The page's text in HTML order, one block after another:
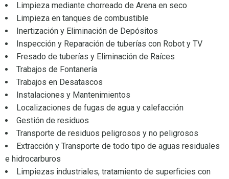
Limpieza mediante chorreado de Arena en seco
Limpieza en tanques de combustible
Inertización y Eliminación de Depósitos
Inspección y Reparación de tuberías con Robot y TV
Fresado de tuberías y Eliminación de Raíces
Trabajos de Fontanería
Trabajos en Desatascos
Instalaciones y Mantenimientos
Localizaciones de fugas de agua y calefacción
Gestión de residuos
Transporte de residuos peligrosos y no peligrosos
Extracción y Transporte de todo tipo de aguas residuales
e hidrocarburos
Limpiezas industriales, tratamiento de superficies con